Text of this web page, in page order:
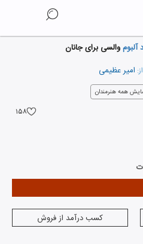
آلبوموالسی برای جانان
امیر عظیمی
همه هنرمندان
۱۵۸
کسب درآمد از فروش